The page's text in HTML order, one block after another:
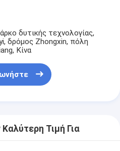
δυτικής τεχνολογίας,
δρόμος Zhongxin, πόλη
Κίνα
Τιμή Για